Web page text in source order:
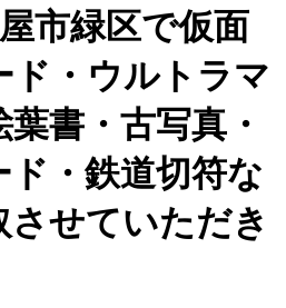
市緑区で仮面
ド・ウルトラマ
書・古写真・
・鉄道切符な
させていただき